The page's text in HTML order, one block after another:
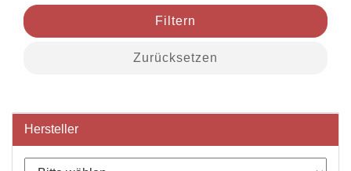
Filtern
Zurücksetzen
Hersteller